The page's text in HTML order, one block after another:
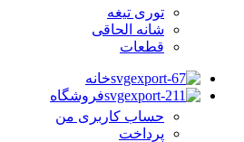
توری تیغه
شانه الحاقی
قطعات
خانه
فروشگاه
حساب کاربری من
پرداخت